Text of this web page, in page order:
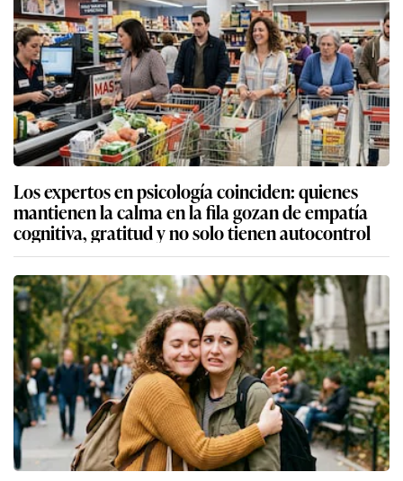
Los expertos en psicología coinciden: quienes
mantienen la calma en la fila gozan de empatía
cognitiva, gratitud y no solo tienen autocontrol